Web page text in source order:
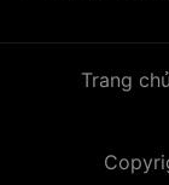
Trang chủ